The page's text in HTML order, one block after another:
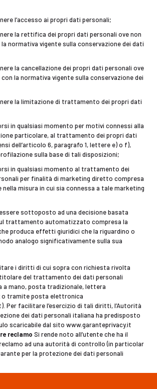
l’accesso ai propri dati personali;
la rettifica dei propri dati personali ove non
normativa vigente sulla conservazione dei dati
la cancellazione dei propri dati personali ove
la normativa vigente sulla conservazione dei
la limitazione di trattamento dei propri dati
in qualsiasi momento per motivi connessi alla
particolare, al trattamento dei propri dati
dell’articolo 6, paragrafo 1, lettere e) o f),
sulla base di tali disposizioni;
in qualsiasi momento al trattamento dei
per finalità di marketing diretto compresa
misura in cui sia connessa a tale marketing
sottoposto ad una decisione basata
trattamento automatizzato compresa la
produca effetti giuridici che la riguardino o
analogo significativamente sulla sua
i diritti di cui sopra con richiesta rivolta
del trattamento dei dati personali
a mano, posta tradizionale, lettera
o tramite posta elettronica
Per facilitare l’esercizio di tali diritti, l’Autorità
dei dati personali italiana ha predisposto
scaricabile dal sito www.garanteprivacy.it
reclamo Si rende noto all’utente che ha il
ad una autorità di controllo (in particolar
per la protezione dei dati personali